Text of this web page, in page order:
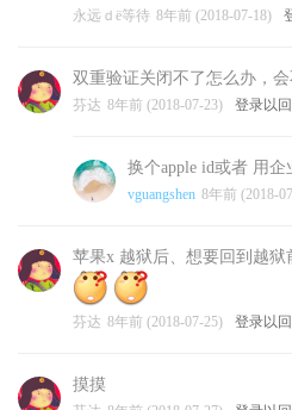
永远ｄё等待 8年前 (2018-07-18)
双重验证关闭不了怎么办，
芬达 8年前 (2018-07-23) 登录以
换个apple id或者 用企
vguangshen 8年前 (2018-
苹果x 越狱后、想要回到越狱
芬达 8年前 (2018-07-25) 登录以
摸摸